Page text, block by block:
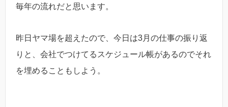
毎年の流れだと思います。
昨日ヤマ場を超えたので、今日は3月の仕事の振り返
りと、会社でつけてるスケジュール帳があるのでそれ
を埋めることもしよう。